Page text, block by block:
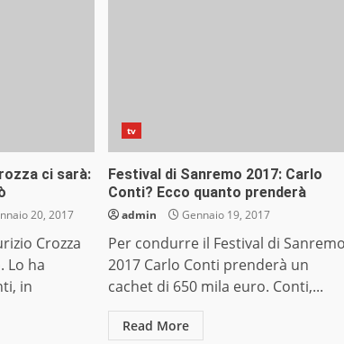
ci sarà:
20, 2017
Crozza
Lo ha
in
tv
Festival di Sanremo 2017: Carlo
Conti? Ecco quanto prenderà
admin Gennaio 19, 2017
Per condurre il Festival di
2017 Carlo Conti prenderà un
cachet di 650 mila euro. Conti,...
Read More